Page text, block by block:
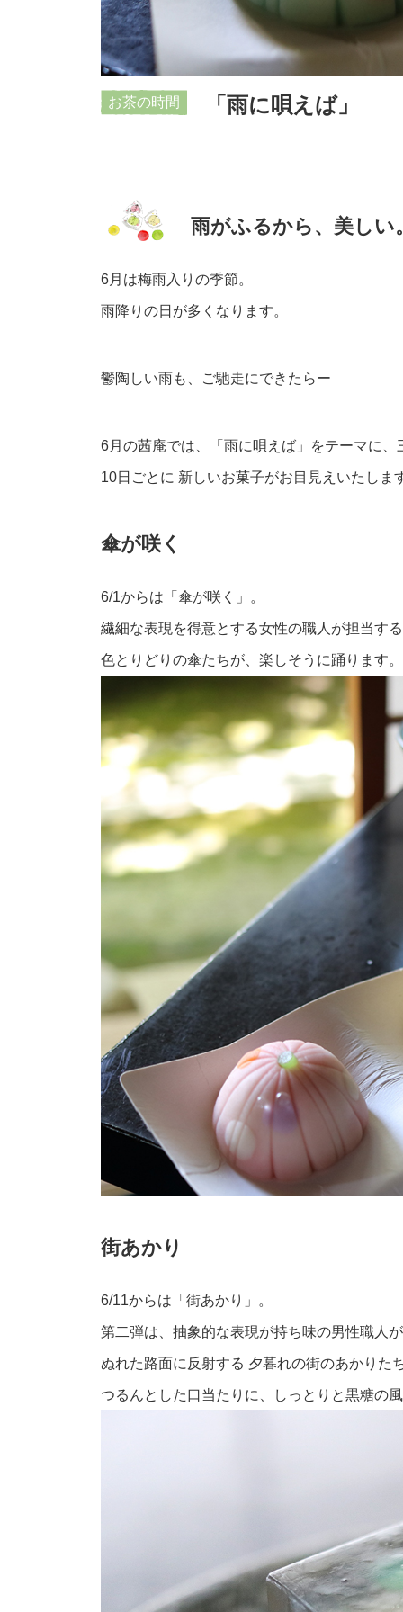
お茶の時間 「雨に唄えば」
雨がふるから、美しい
6月は梅雨入りの季節。
雨降りの日が多くなります。
鬱陶しい雨も、ご馳走にできたらー
6月の茜庵では、「雨に唄えば」をテーマに
10日ごとに 新しいお菓子がお目見えいたしま
傘が咲く
6/1からは「傘が咲く」。
繊細な表現を得意とする女性の職人が担当す
色とりどりの傘たちが、楽しそうに踊ります。
街あかり
6/11からは「街あかり」。
第二弾は、抽象的な表現が持ち味の男性職人
ぬれた路面に反射する 夕暮れの街のあかりた
つるんとした口当たりに、しっとりと黒糖の